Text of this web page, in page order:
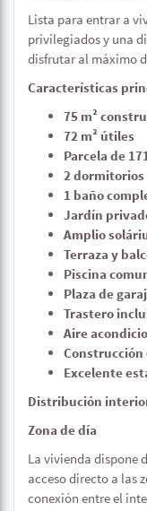
Lista para entrar a
privilegiados y una
disfrutar al máximo
Características
75 m²
72 m² útiles
Parcela de
2 dormitorios
1 baño
Jardín
Amplio
Terraza y
Piscina
Plaza de
Trastero
Aire
Construcción
Excelente
Distribución
Zona de día
La vivienda dispone
acceso directo a las
conexión entre el